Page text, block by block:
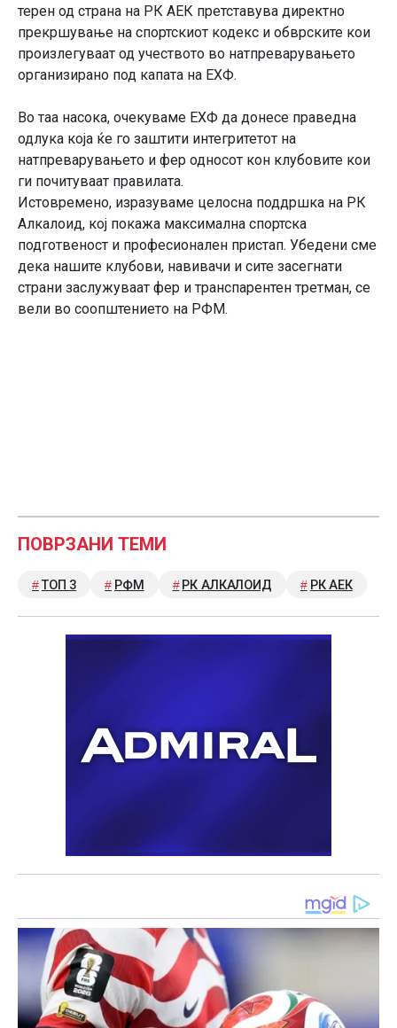
терен од страна на РК АЕК претставува директно
прекршување на спортскиот кодекс и обврските кои
произлегуваат од учеството во натпреварувањето
организирано под капата на ЕХФ.
Во таа насока, очекуваме ЕХФ да донесе праведна
одлука која ќе го заштити интегритетот на
натпреварувањето и фер односот кон клубовите кои
ги почитуваат правилата.
Истовремено, изразуваме целосна поддршка на РК
Алкалоид, кој покажа максимална спортска
подготвеност и професионален пристап. Убедени сме
дека нашите клубови, навивачи и сите засегнати
страни заслужуваат фер и транспарентен третман, се
вели во соопштението на РФМ.
ПОВРЗАНИ ТЕМИ
ТОП 3 РФМ РК АЛКАЛОИД РК АЕК